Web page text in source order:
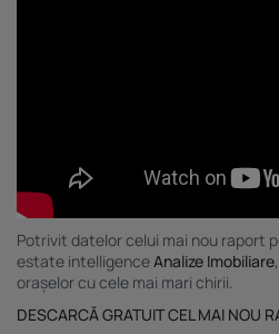
Potrivit datelor celui mai nou raport
estate intelligence Analize Imobiliare
orașelor cu cele mai mari chirii.
DESCARCĂ GRATUIT CEL MAI NOU